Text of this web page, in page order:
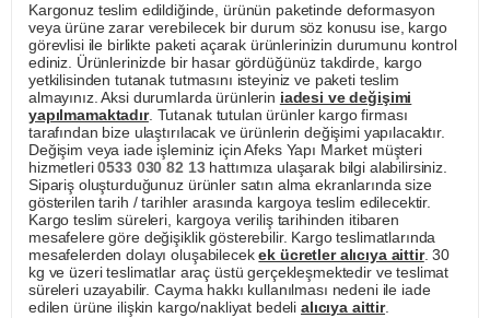
Kargonuz teslim edildiğinde, ürünün paketinde deformasyon
veya ürüne zarar verebilecek bir durum söz konusu ise, kargo
görevlisi ile birlikte paketi açarak ürünlerinizin durumunu kontrol
ediniz. Ürünlerinizde bir hasar gördüğünüz takdirde, kargo
yetkilisinden tutanak tutmasını isteyiniz ve paketi teslim
almayınız. Aksi durumlarda ürünlerin iadesi ve değişimi
yapılmamaktadır. Tutanak tutulan ürünler kargo firması
tarafından bize ulaştırılacak ve ürünlerin değişimi yapılacaktır.
Değişim veya iade işleminiz için Afeks Yapı Market müşteri
hizmetleri0533 030 82 13hattımıza ulaşarak bilgi alabilirsiniz.
Sipariş oluşturduğunuz ürünler satın alma ekranlarında size
gösterilen tarih / tarihler arasında kargoya teslim edilecektir.
Kargo teslim süreleri, kargoya veriliş tarihinden itibaren
mesafelere göre değişiklik gösterebilir. Kargo teslimatlarında
mesafelerden dolayı oluşabilecekek ücretler alıcıya aittir. 30
kg ve üzeri teslimatlar araç üstü gerçekleşmektedir ve teslimat
süreleri uzayabilir. Cayma hakkı kullanılması nedeni ile iade
edilen ürüne ilişkin kargo/nakliyat bedeli alıcıya aittir.